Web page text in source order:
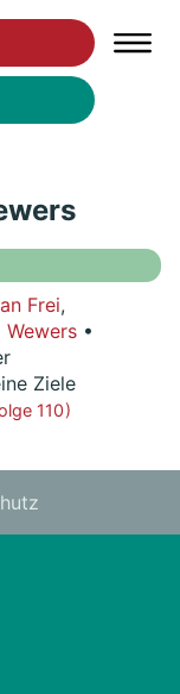
Frei,
Wewers •
Ziele
110 )